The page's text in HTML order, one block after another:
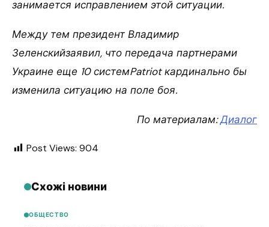
занимается исправлением этой ситуации.
Между тем президент Владимир
Зеленскийзаявил, что передача партнерами
Украине еще 10 системPatriot кардинально бы
изменила ситуацию на поле боя.
По материалам:Диалог
Post Views: 904
Схожі новини
ОБЩЕСТВО